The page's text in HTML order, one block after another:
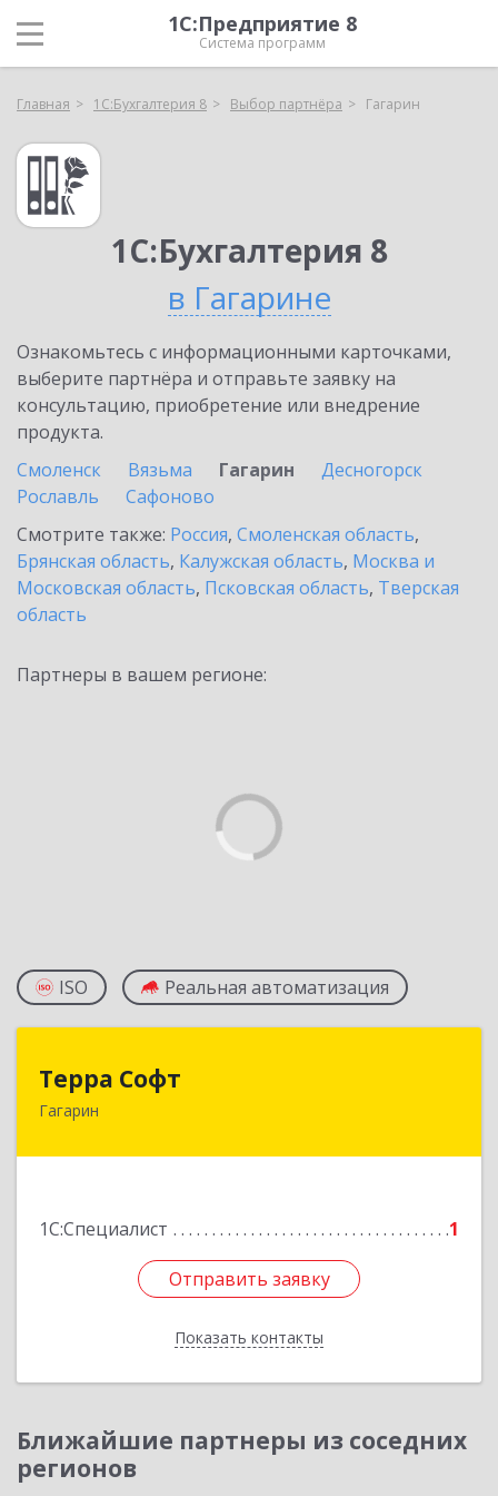
1С:Предприятие 8
Система программ
Главная 1С:Бухгалтерия 8 Выбор партнёра Гагарин
1С:Бухгалтерия 8
в Гагарине
Ознакомьтесь с информационными карточками,
выберите партнёра и отправьте заявку на
консультацию, приобретение или внедрение
продукта.
Смоленск
Вязьма Гагарин
Десногорск
Рославль
Сафоново
Смотрите также: Россия, Смоленская область,
Брянская область, Калужская область, Москва и
Московская область, Псковская область, Тверская
область
Партнеры в вашем регионе:
ISO Реальная автоматизация
Терра Софт
Гагарин
1С:Специалист 1
Отправить заявку
Показать контакты
215010, Смоленская обл, Гагарин г, Ленина ул,
Отправить заявку
Назад
Ближайшие партнеры из соседних
регионов